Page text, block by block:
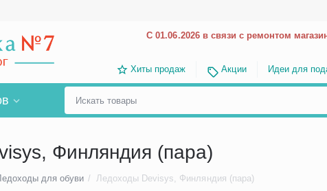
С 01.06.2026 в связи с ремонтом
Хиты продаж Акции Идеи для
Финляндия (пара)
для обуви / Ледоходы Devisys, Финляндия (пара)